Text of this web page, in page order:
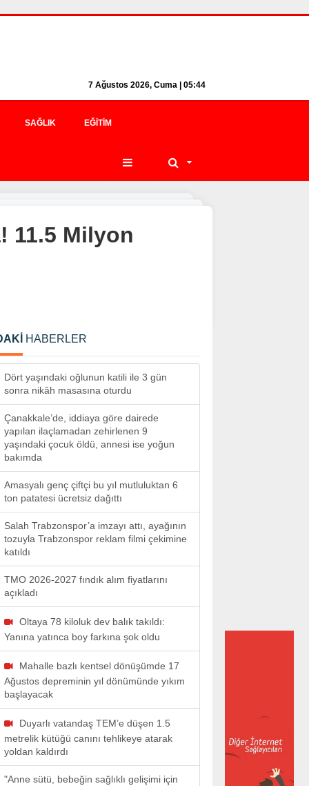
7 Ağustos 2026, Cuma | 05:44
SAĞLIK EĞITIM
11.5 Milyon
HABERLER
Dört yaşındaki oğlunun katili ile 3 gün
sonra nikâh masasına oturdu
Çanakkale’de, iddiaya göre dairede
yapılan ilaçlamadan zehirlenen 9
yaşındaki çocuk öldü, annesi ise yoğun
bakımda
Amasyalı genç çiftçi bu yıl mutluluktan 6
ton patatesi ücretsiz dağıttı
Salah Trabzonspor’a imzayı attı, ayağının
tozuyla Trabzonspor reklam filmi çekimine
katıldı
TMO 2026-2027 fındık alım fiyatlarını
açıkladı
Oltaya 78 kiloluk dev balık takıldı:
Yanına yatınca boy farkına şok oldu
Mahalle bazlı kentsel dönüşümde 17
Ağustos depreminin yıl dönümünde yıkım
başlayacak
Duyarlı vatandaş TEM’e düşen 1.5
metrelik kütüğü canını tehlikeye atarak
yoldan kaldırdı
"Anne sütü, bebeğin sağlıklı gelişimi için